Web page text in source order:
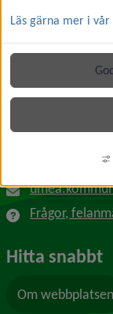
Kontakt
Umeå
090-16 10 00
Frågor,
Hitta snabbt
Om webbplatsen
Läs gärna mer i